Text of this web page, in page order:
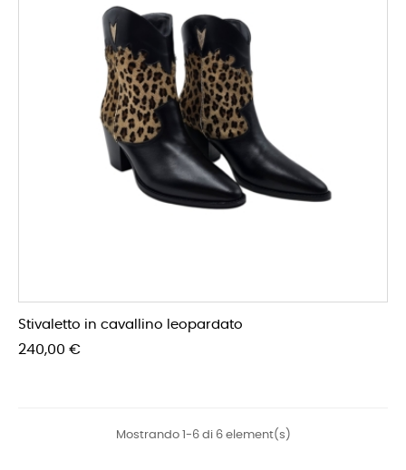
Stivaletto in cavallino leopardato
Prezzo
240,00 €
Mostrando 1-6 di 6 element(s)